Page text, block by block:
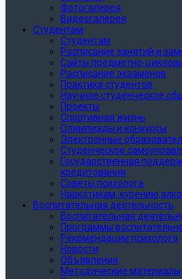
Фотогалерея
Видеогалерея
Студентам
Студентам
Расписание занятий и
Сайты предметно-
Расписание экзаменов
Практика студентов
Научное студенческое
Проекты
Спортивная жизнь
Олимпиады и конкурсы
Электронные
Студенческое
Государственная
кредитования
Советы психолога
Наркотикам,
Воспитательная деятельность
Воспитательная
Программы
Рекомендации психолога
Новости
Объявления
Методические материалы